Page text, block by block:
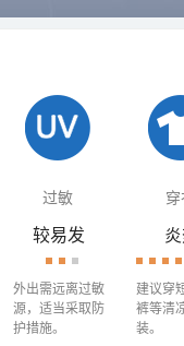
过敏 穿
较易发
外出需远离过敏
源，适当采取防
护措施。
建议穿
裤等清
装。